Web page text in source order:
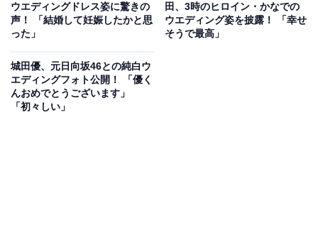
ウエディングドレス姿に驚きの
声！ 「結婚して妊娠したかと思
った」
田、3時のヒロイン・かなでの
ウエディング姿を披露！ 「幸せ
そうで最高」
城田優、元日向坂46との純白ウ
エディングフォト公開！ 「優く
んおめでとうございます」
「初々しい」